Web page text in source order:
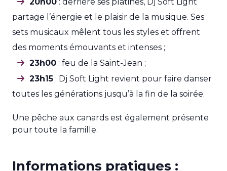
partage l’énergie et le plaisir de la musique. Ses
sets musicaux mêlent tous les styles et offrent
des moments émouvants et intenses ;
23h00 : feu de la Saint-Jean ;
23h15 : Dj Soft Light revient pour faire danser
toutes les générations jusqu’à la fin de la soirée.
Une pêche aux canards est également présente
pour toute la famille.
Informations pratiques :